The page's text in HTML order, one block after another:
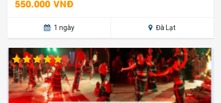
550.000 VNĐ
1 ngày Đà Lạt